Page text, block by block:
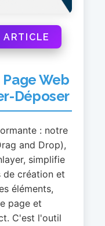
ARTICLE
Web
Déposer
: notre
and Drop),
simplifie
de création et
éléments,
page et
C'est l'outil